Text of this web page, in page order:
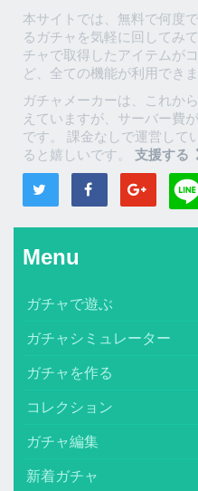
本サイトでは、無料で何度
るガチャを気軽に回してみ
チャで取得したアイテムが
ど、全ての機能が利用できま
ガチャメーカーは、これか
えていますが、サーバー費
です。 課金なしで運営して
ると嬉しいです。 支援する
Menu
ガチャで遊ぶ
ガチャシミュレーター
ガチャを作る
コレクション
ガチャ編集
新着ガチャ